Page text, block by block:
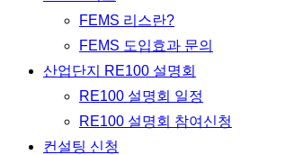
FEMS 리스란?
FEMS 도입효과 문의
산업단지 RE100 설명회
RE100 설명회 일정
RE100 설명회 참여신청
컨설팅 신청